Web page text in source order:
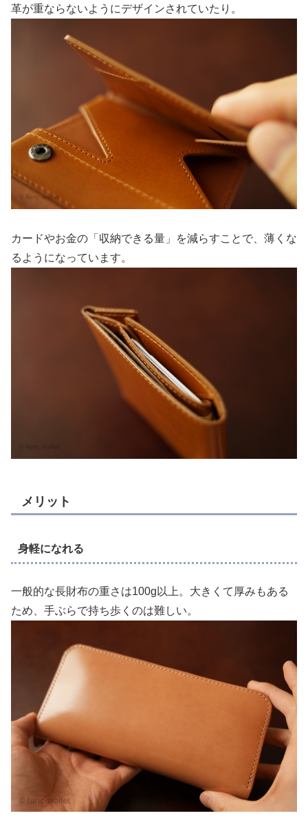
革が重ならないようにデザインされていたり。
カードやお金の「収納できる量」を減らすことで、薄くな
るようになっています。
メリット
身軽になれる
一般的な長財布の重さは100g以上。大きくて厚みもある
ため、手ぶらで持ち歩くのは難しい。